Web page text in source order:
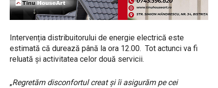
Intervenția distribuitorului de energie electrică este
estimată că durează până la ora 12.00. Tot actunci va fi
reluată și activitatea celor două servicii.
„Regretăm disconfortul creat și îi asigurăm pe cei